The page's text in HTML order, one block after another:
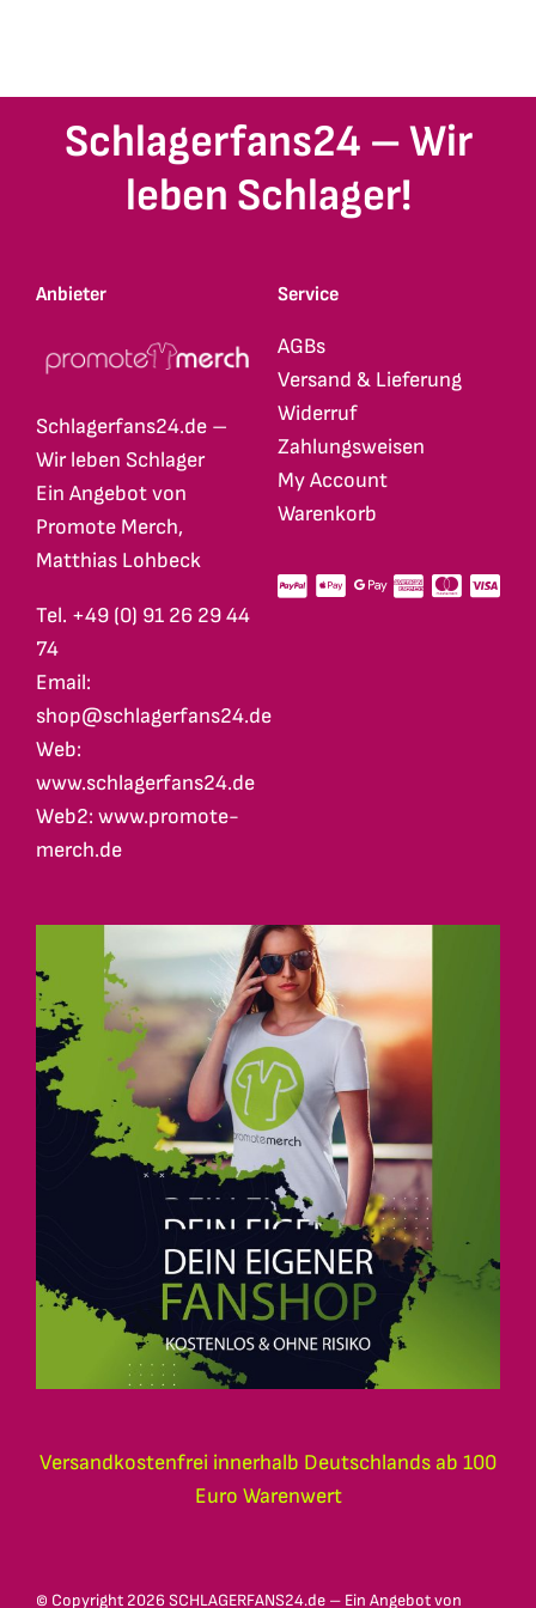
Schlagerfans24 – Wir
leben Schlager!
Anbieter
Schlagerfans24.de –
Wir leben Schlager
Ein Angebot von
Promote Merch,
Matthias Lohbeck
Tel. +49 (0) 91 26 29 44
74
Email:
shop@schlagerfans24.de
Web:
www.schlagerfans24.de
Web2: www.promote-
merch.de
Service
AGBs
Versand & Lieferung
Widerruf
Zahlungsweisen
My Account
Warenkorb
Versandkostenfrei innerhalb Deutschlands ab 100
Euro Warenwert
© Copyright 2026 SCHLAGERFANS24.de – Ein Angebot von